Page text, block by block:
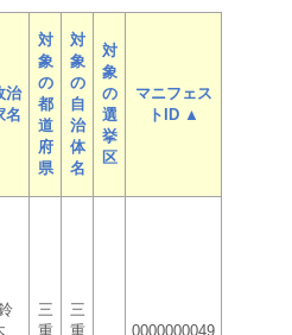
治
名
対
象
の
都
道
府
県
対
象
の
自
治
体
名
対
象
の
選
挙
区
マニフェス
トID ▲
三
重
三
重
0000000049